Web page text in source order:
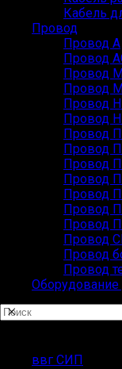
Кабель
Провод
Провод А
Провод
Провод
Провод
Провод
Провод
Провод
Провод
Провод
Провод
Провод
Провод
Провод
Провод
Провод
Провод
Оборудование
ввг СИП